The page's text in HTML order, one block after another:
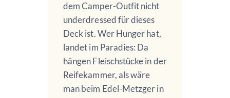
dem Camper-Outfit nicht
underdressed für dieses
Deck ist. Wer Hunger hat,
landet im Paradies: Da
hängen Fleischstücke in der
Reifekammer, als wäre
man beim Edel-Metzger in